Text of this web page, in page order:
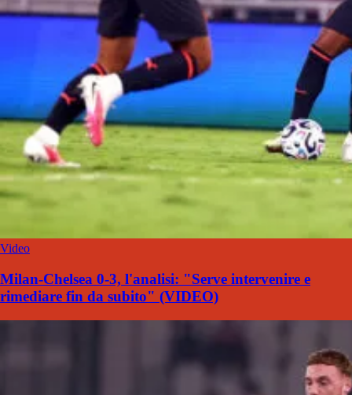
Video
Milan-Chelsea 0-3, l'analisi: "Serve intervenire e
rimediare fin da subito" (VIDEO)